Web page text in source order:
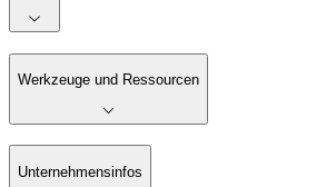
Werkzeuge und Ressourcen
Unternehmensinfos